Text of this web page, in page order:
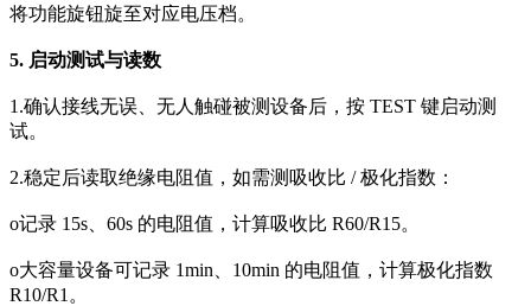
将功能旋钮旋至对应电压档。
5. 启动测试与读数
1.确认接线无误、无人触碰被测设备后，按 TEST 键启动测
试。
2.稳定后读取绝缘电阻值，如需测吸收比 / 极化指数：
o记录 15s、60s 的电阻值，计算吸收比 R60/R15。
o大容量设备可记录 1min、10min 的电阻值，计算极化指数
R10/R1。